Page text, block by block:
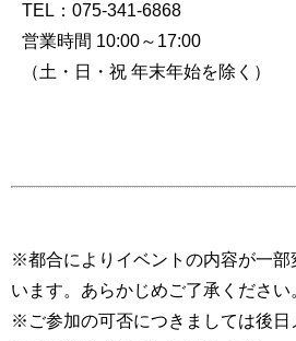
TEL：075-341-6868
営業時間 10:00～17:00
（土・日・祝 年末年始を除く）
※都合によりイベントの内容が一部
います。あらかじめご了承ください
※ご参加の可否につきましては後日